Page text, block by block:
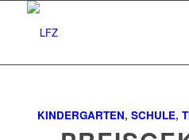
KINDERGARTEN, SCHULE,